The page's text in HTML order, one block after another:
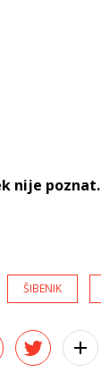
nije poznat.
ŠIBENIK